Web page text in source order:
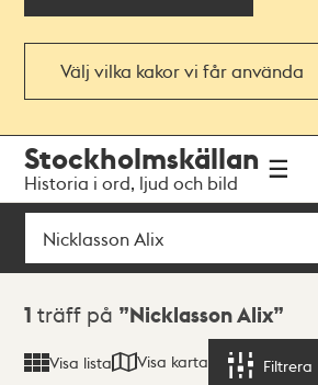
Välj vilka kakor vi får använda
navigationen
huvudinnehållet
Stockholmskällan
Historia i ord, ljud och bild
Sök
Sökresultat
1 träff på Nicklasson Alix
Visa lista Visa karta Filtrera